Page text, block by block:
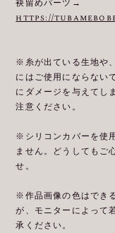
袂留めパーツ→
https://
※糸が出ている生地や
にはご使用にならない
にダメージを与えてし
注意ください。
※シリコンカバーを使
ません。どうしてもご
せ。
※作品画像の色はでき
が、モニターによって
承ください。